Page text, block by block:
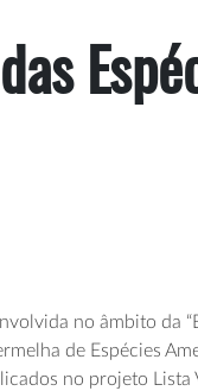
no âmbito da
de Espécies
no projeto Lista